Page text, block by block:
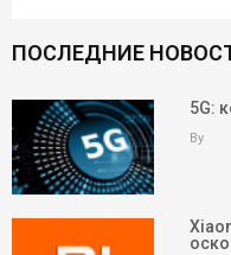
ПОСЛЕДНИЕ
5G:
By